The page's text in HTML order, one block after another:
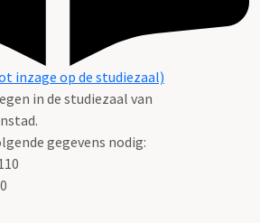
inzage op de studiezaal)
in de studiezaal van
gegevens nodig: